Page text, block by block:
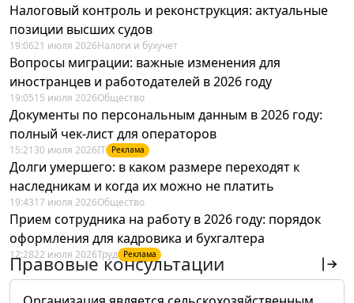
Налоговый контроль и реконструкция: актуальные
позиции высших судов
19:0621 июля 2026Налоги и бухучет
Вопросы миграции: важные изменения для
иностранцев и работодателей в 2026 году
19:0515 июля 2026Общество
Документы по персональным данным в 2026 году:
полный чек-лист для операторов
15:21 30 июля 2026IT Реклама
Долги умершего: в каком размере переходят к
наследникам и когда их можно не платить
19:4317 июля 2026Общество
Прием сотрудника на работу в 2026 году: порядок
оформления для кадровика и бухгалтера
12:2822 июля 2026Труд Реклама
Правовые консультации